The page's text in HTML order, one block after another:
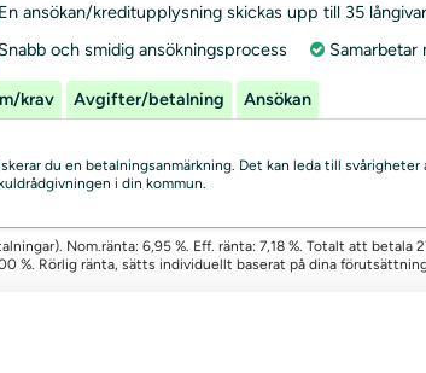
En ansökan/kreditupplysning skickas upp till 35
Snabb och smidig ansökningsprocess
Samarbetar
krav Avgifter/betalning Ansökan
du en betalningsanmärkning. Det kan leda till
i din kommun.
Nom.ränta: 6,95 %. Eff. ränta: 7,18 %. Totalt att
%. Rörlig ränta, sätts individuellt baserat på dina